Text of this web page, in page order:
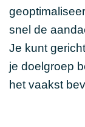
snel de
Je kunt
je doelgroep
het vaakst